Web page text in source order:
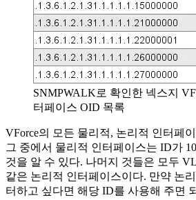
SNMPWALK로 확인한 넥스지
터페이스 OID 목록
VForce의 모든 물리적, 논리적 인터페
그 중에서 물리적 인터페이스는 ID가
것을 알 수 있다. 나머지 것들은 모두
같은 논리적 인터페이스이다. 만약 논
터하고 싶다면 해당 ID를 사용해 주면